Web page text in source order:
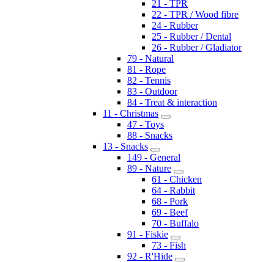
21 - TPR
22 - TPR / Wood fibre
24 - Rubber
25 - Rubber / Dental
26 - Rubber / Gladiator
79 - Natural
81 - Rope
82 - Tennis
83 - Outdoor
84 - Treat & interaction
11 - Christmas
47 - Toys
88 - Snacks
13 - Snacks
149 - General
89 - Nature
61 - Chicken
64 - Rabbit
68 - Pork
69 - Beef
70 - Buffalo
91 - Fiskie
73 - Fish
92 - R'Hide